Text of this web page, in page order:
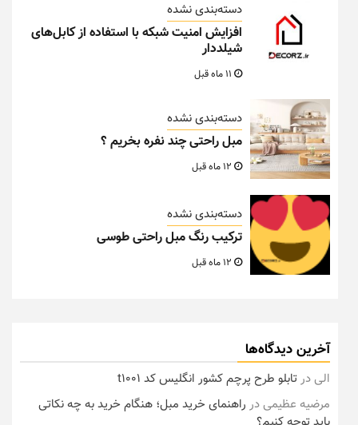
دسته‌بندی نشده
افزایش امنیت شبکه با استفاده از کابل‌های
شیلددار
دسته‌بندی نشده
مبل راحتی چند نفره بخریم ؟
دسته‌بندی نشده
ترکیب رنگ مبل راحتی طوسی
آخرین دیدگاه‌ها
الیدرتابلو طرح پرچم کشور انگلیس کد t1001
مرضیه عظیمیدر راهنمای خرید مبل؛ هنگام خرید به چه نکاتی